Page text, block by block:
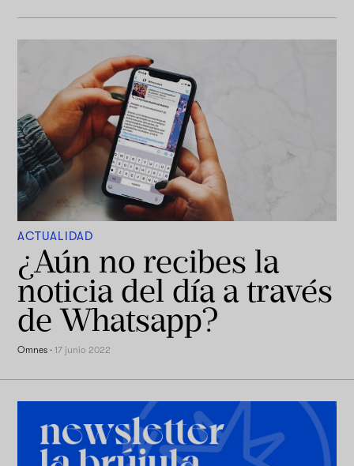
ACTUALIDAD
¿Aún no recibes la
noticia del día a través
de Whatsapp?
Omnes ·17 junio 2022